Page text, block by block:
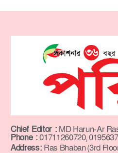
Chief Editor : MD Harun-Ar
Phone :01711260720,
Address: Ras Bhaban (3rd